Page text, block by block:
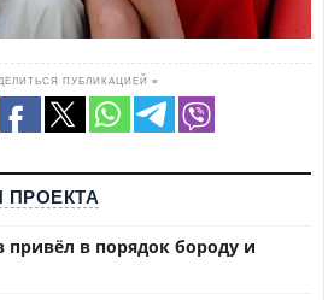
ПУБЛИКАЦИЕЙ ≡
в порядок бороду и